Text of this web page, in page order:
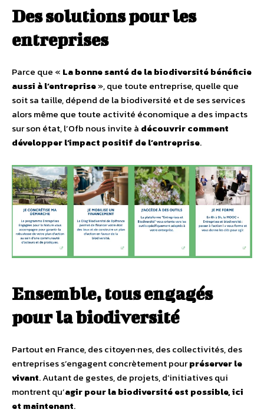
Des solutions pour les
entreprises
Parce que « La bonne santé de la biodiversité bénéficie
aussi à l’entreprise», que toute entreprise, quelle que
soit sa taille, dépend de la biodiversité et de ses services
alors même que toute activité économique a des impacts
sur son état, l’Ofb nous invite à découvrir comment
développer l’impact positif de l’entreprise.
Ensemble, tous engagés
pour la biodiversité
Partout en France, des citoyen·nes, des collectivités, des
entreprises s’engagent concrètement pourpréserver le
vivant. Autant de gestes, de projets, d’initiatives qui
montrent qu’agir pour la biodiversité est possible, ici
et maintenant.